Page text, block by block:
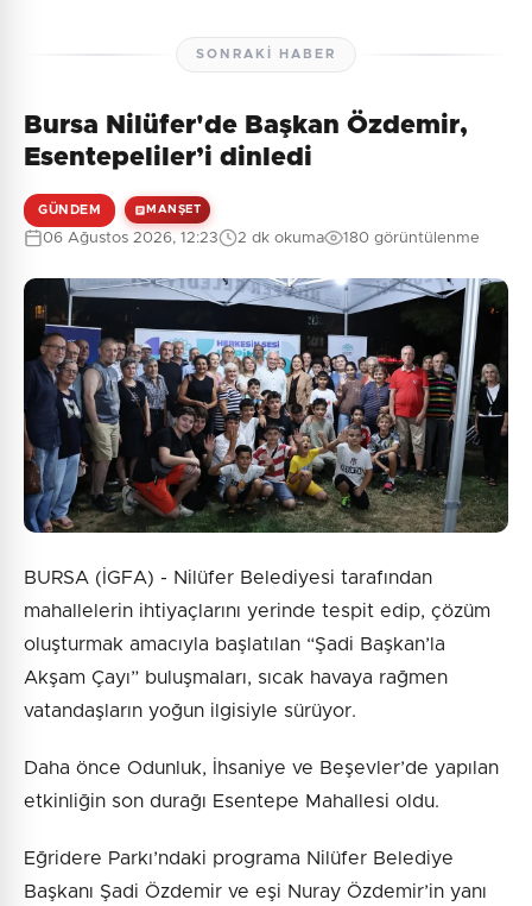
SONRAKI HABER
Bursa Nilüfer'de Başkan Özdemir,
Esentepeliler’i dinledi
GÜNDEM MANŞET
06 Ağustos 2026, 12:23 2 dk okuma 180 görüntülenme
BURSA (İGFA) - Nilüfer Belediyesi tarafından
mahallelerin ihtiyaçlarını yerinde tespit edip, çözüm
oluşturmak amacıyla başlatılan “Şadi Başkan’la
Akşam Çayı” buluşmaları, sıcak havaya rağmen
vatandaşların yoğun ilgisiyle sürüyor.
Daha önce Odunluk, İhsaniye ve Beşevler’de yapılan
etkinliğin son durağı Esentepe Mahallesi oldu.
Eğridere Parkı’ndaki programa Nilüfer Belediye
Başkanı Şadi Özdemir ve eşi Nuray Özdemir’in yanı